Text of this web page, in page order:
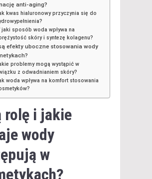
anti-aging?
kwas hialuronowy przyczynia się do
jaki sposób woda wpływa na
skóry i syntezę kolagenu?
efekty uboczne stosowania wody
problemy mogą wystąpić w
z odwadnianiem skóry?
woda wpływa na komfort stosowania
rolę i jakie
wody
w